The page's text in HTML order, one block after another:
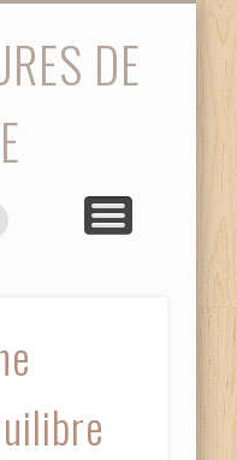
DE